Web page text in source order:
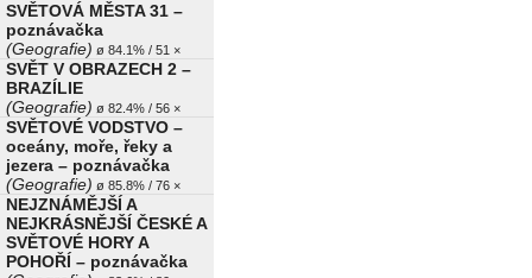
SVĚTOVÁ MĚSTA 31 –
poznávačka
(Geografie) ø 84.1% / 51 ×
SVĚT V OBRAZECH 2 –
BRAZÍLIE
(Geografie) ø 82.4% / 56 ×
SVĚTOVÉ VODSTVO –
oceány, moře, řeky a
jezera – poznávačka
(Geografie) ø 85.8% / 76 ×
NEJZNÁMĚJŠÍ A
NEJKRÁSNĚJŠÍ ČESKÉ A
SVĚTOVÉ HORY A
POHOŘÍ – poznávačka